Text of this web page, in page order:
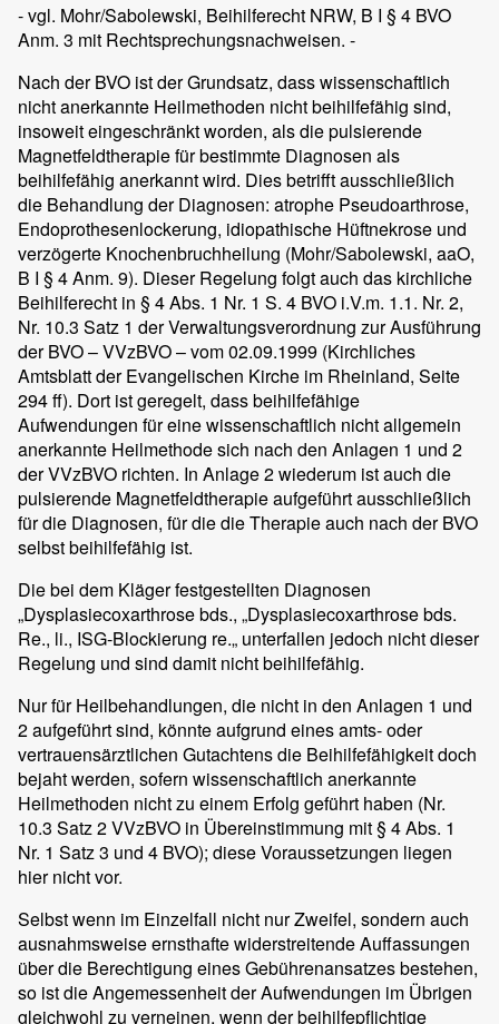
- vgl. Mohr/Sabolewski, Beihilferecht NRW, B I § 4 BVO
Anm. 3 mit Rechtsprechungsnachweisen. -
Nach der BVO ist der Grundsatz, dass wissenschaftlich
nicht anerkannte Heilmethoden nicht beihilfefähig sind,
insoweit eingeschränkt worden, als die pulsierende
Magnetfeldtherapie für bestimmte Diagnosen als
beihilfefähig anerkannt wird. Dies betrifft ausschließlich
die Behandlung der Diagnosen: atrophe Pseudoarthrose,
Endoprothesenlockerung, idiopathische Hüftnekrose und
verzögerte Knochenbruchheilung (Mohr/Sabolewski, aaO,
B I § 4 Anm. 9). Dieser Regelung folgt auch das kirchliche
Beihilferecht in § 4 Abs. 1 Nr. 1 S. 4 BVO i.V.m. 1.1. Nr. 2,
Nr. 10.3 Satz 1 der Verwaltungsverordnung zur Ausführung
der BVO – VVzBVO – vom 02.09.1999 (Kirchliches
Amtsblatt der Evangelischen Kirche im Rheinland, Seite
294 ff). Dort ist geregelt, dass beihilfefähige
Aufwendungen für eine wissenschaftlich nicht allgemein
anerkannte Heilmethode sich nach den Anlagen 1 und 2
der VVzBVO richten. In Anlage 2 wiederum ist auch die
pulsierende Magnetfeldtherapie aufgeführt ausschließlich
für die Diagnosen, für die die Therapie auch nach der BVO
selbst beihilfefähig ist.
Die bei dem Kläger festgestellten Diagnosen
„Dysplasiecoxarthrose bds., „Dysplasiecoxarthrose bds.
Re., li., ISG-Blockierung re.„ unterfallen jedoch nicht dieser
Regelung und sind damit nicht beihilfefähig.
Nur für Heilbehandlungen, die nicht in den Anlagen 1 und
2 aufgeführt sind, könnte aufgrund eines amts- oder
vertrauensärztlichen Gutachtens die Beihilfefähigkeit doch
bejaht werden, sofern wissenschaftlich anerkannte
Heilmethoden nicht zu einem Erfolg geführt haben (Nr.
10.3 Satz 2 VVzBVO in Übereinstimmung mit § 4 Abs. 1
Nr. 1 Satz 3 und 4 BVO); diese Voraussetzungen liegen
hier nicht vor.
Selbst wenn im Einzelfall nicht nur Zweifel, sondern auch
ausnahmsweise ernsthafte widerstreitende Auffassungen
über die Berechtigung eines Gebührenansatzes bestehen,
so ist die Angemessenheit der Aufwendungen im Übrigen
gleichwohl zu verneinen, wenn der beihilfepflichtige